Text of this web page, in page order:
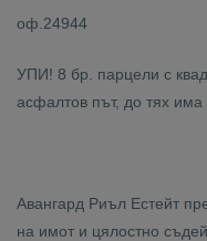
оф.24944
УПИ! 8 бр. парцели с
асфалтов път, до тях има
Авангард Риъл Естейт
на имот и цялостно